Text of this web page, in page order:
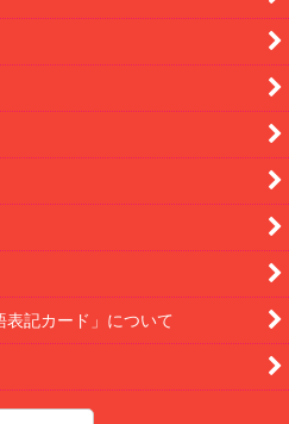
記カード」について